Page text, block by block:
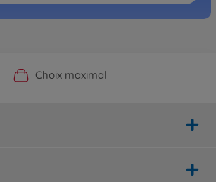
Boutique officielle du fabricant
Choix maximal
Service personnalisé
Livraison rapide